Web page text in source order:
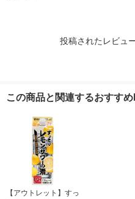
投稿されたレビュ
この商品と関連するおすす
【アウトレット】すっ